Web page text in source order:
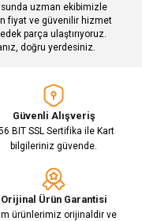
uzman ekibimizle
fiyat ve güvenilir hizmet
parça ulaştırıyoruz.
doğru yerdesiniz.
Güvenli Alışveriş
BIT SSL Sertifika ile Kart
bilgileriniz güvende.
Orijinal Ürün Garantisi
ürünlerimiz orijinaldir ve